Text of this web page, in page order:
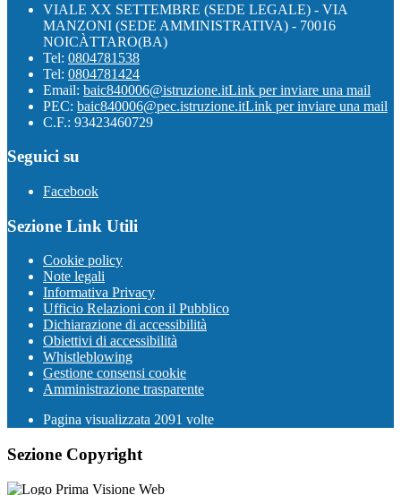
VIALE XX SETTEMBRE (SEDE LEGALE) - VIA
MANZONI (SEDE AMMINISTRATIVA) - 70016
NOICÀTTARO(BA)
Tel: 0804781538
Tel: 0804781424
Email: baic840006@istruzione.itLink per inviare una mail
PEC: baic840006@pec.istruzione.itLink per inviare una mail
C.F.: 93423460729
Seguici su
Facebook
Sezione Link Utili
Cookie policy
Note legali
Informativa Privacy
Ufficio Relazioni con il Pubblico
Dichiarazione di accessibilità
Obiettivi di accessibilità
Whistleblowing
Gestione consensi cookie
Amministrazione trasparente
Pagina visualizzata 2091 volte
Sezione Copyright